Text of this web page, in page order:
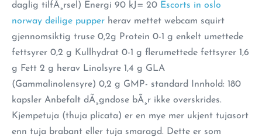
daglig tilfÃ¸rsel) Energi 90 kJ= 20 Escorts in oslo
norway deilige pupper herav mettet webcam squirt
gjennomsiktig truse 0,2g Protein 0-1 g enkelt umettede
fettsyrer 0,2 g Kullhydrat 0-1 g flerumettede fettsyrer 1,6
g Fett 2 g herav Linolsyre 1,4 g GLA
(Gammalinolensyre) 0,2 g GMP- standard Innhold: 180
kapsler Anbefalt dÃ¸gndose bÃ¸r ikke overskrides.
Kjempetuja (thuja plicata) er en mye mer ukjent tujasort
enn tuja brabant eller tuja smaragd. Dette er som